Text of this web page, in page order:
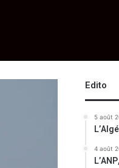
terroristes
Edito
5 août
4 août